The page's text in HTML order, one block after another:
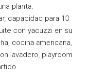
planta.
capacidad para 10
con yacuzzi en su
cocina americana,
lavadero, playroom